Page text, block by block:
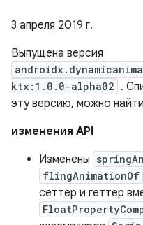
3 апреля 2019 г.
Выпущена версия
ktx:1.0.0-alpha02 .
эту версию, можно найти
изменения API
Изменены
flingAnimationOf
сеттер и геттер